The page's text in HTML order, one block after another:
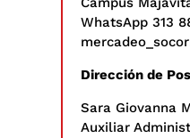
WhatsApp 313
Dirección de
Sara Giovanna
Auxiliar